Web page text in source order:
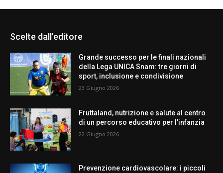
Scelte dall'editore
Grande successo per le finali nazionali
della Lega UNICA Snam: tre giorni di
sport, inclusione e condivisione
23 Giugno 2026
Fruttaland, nutrizione e salute al centro
di un percorso educativo per l’infanzia
22 Giugno 2026
Prevenzione cardiovascolare: i piccoli